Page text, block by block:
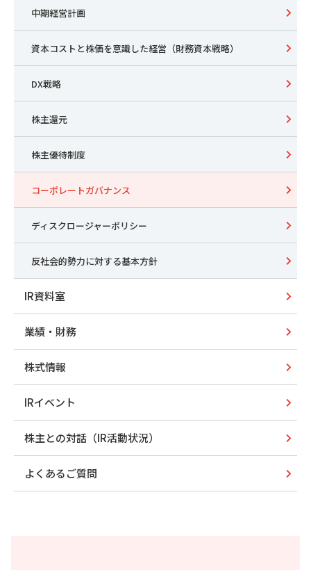
中期経営計画
資本コストと株価を意識した経営（財務資本戦略）
DX戦略
株主還元
株主優待制度
コーポレートガバナンス
ディスクロージャーポリシー
反社会的勢力に対する基本方針
IR資料室
業績・財務
株式情報
IRイベント
株主との対話（IR活動状況）
よくあるご質問